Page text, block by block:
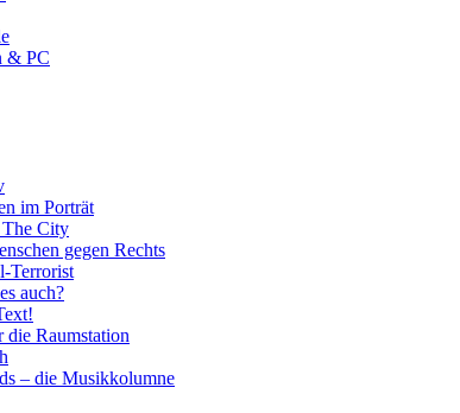
& PC
im Porträt
City
gegen Rechts
Terrorist
auch?
Raumstation
– die Musikkolumne